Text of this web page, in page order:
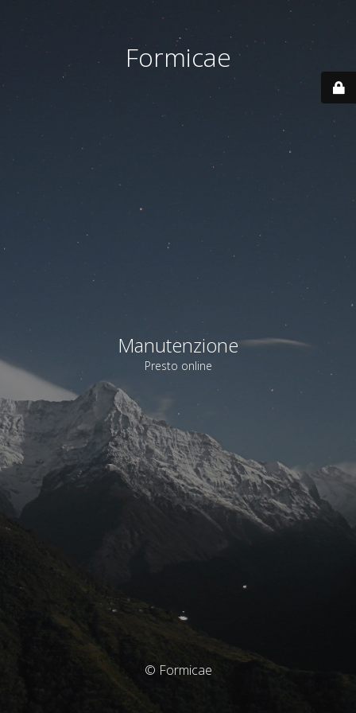
Formicae
Manutenzione
Presto online
© Formicae